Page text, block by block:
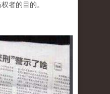
者的目的。